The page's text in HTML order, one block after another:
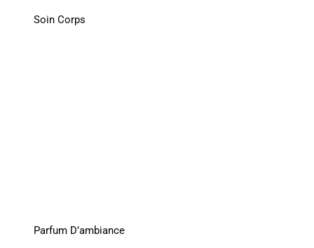
Soin Corps
Parfum D’ambiance